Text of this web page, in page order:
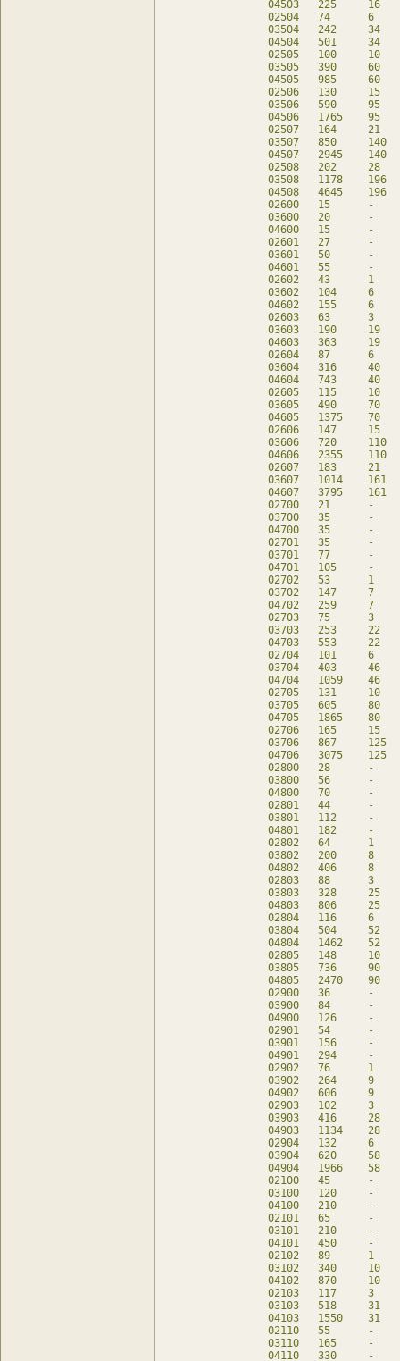
04503	225	16	70	db
02504	74	6	50	db
03504	242	34	90	db
04504	501	34	90	db
02505	100	10	60	db
03505	390	60	110	db
04505	985	60	110	db
02506	130	15	70	db
03506	590	95	130	db
04506	1765	95	130	db
02507	164	21	80	db
03507	850	140	150	db
04507	2945	140	150	db
02508	202	28	90	db
03508	1178	196	170	db
04508	4645	196	170	db
02600	15	-	15	db
03600	20	-	20	db
04600	15	-	20	db
02601	27	-	27	db
03601	50	-	50	db
04601	55	-	50	db
02602	43	1	39	db
03602	104	6	80	db
04602	155	6	80	db
02603	63	3	51	db
03603	190	19	110	db
04603	363	19	110	db
02604	87	6	63	db
03604	316	40	140	db
04604	743	40	140	db
02605	115	10	75	db
03605	490	70	170	db
04605	1375	70	170	db
02606	147	15	87	db
03606	720	110	200	db
04606	2355	110	200	db
02607	183	21	99	db
03607	1014	161	230	db
04607	3795	161	230	db
02700	21	-	21	db
03700	35	-	35	db
04700	35	-	35	db
02701	35	-	35	db
03701	77	-	77	db
04701	105	-	77	db
02702	53	1	49	db
03702	147	7	119	db
04702	259	7	119	db
02703	75	3	63	db
03703	253	22	161	db
04703	553	22	161	db
02704	101	6	77	db
03704	403	46	203	db
04704	1059	46	203	db
02705	131	10	81	db
03705	605	80	245	db
04705	1865	80	245	db
02706	165	15	105	db
03706	867	125	287	db
04706	3075	125	287	db
02800	28	-	28	db
03800	56	-	56	db
04800	70	-	56	db
02801	44	-	44	db
03801	112	-	112	db
04801	182	-	112	db
02802	64	1	60	db
03802	200	8	168	db
04802	406	8	168	db
02803	88	3	76	db
03803	328	25	224	db
04803	806	25	224	db
02804	116	6	92	db
03804	504	52	280	db
04804	1462	52	280	db
02805	148	10	108	db
03805	736	90	336	db
04805	2470	90	336	db
02900	36	-	36	db
03900	84	-	84	db
04900	126	-	84	db
02901	54	-	54	db
03901	156	-	156	db
04901	294	-	156	db
02902	76	1	72	db
03902	264	9	228	db
04902	606	9	228	db
02903	102	3	90	db
03903	416	28	300	db
04903	1134	28	300	db
02904	132	6	108	db
03904	620	58	372	db
04904	1966	58	372	db
02100	45	-	45	db
03100	120	-	120	db
04100	210	-	120	db
02101	65	-	65	db
03101	210	-	210	db
04101	450	-	210	db
02102	89	1	85	db
03102	340	10	300	db
04102	870	10	300	db
02103	117	3	105	db
03103	518	31	390	db
04103	1550	31	390	db
02110	55	-	55	db
03110	165	-	165	db
04110	330	-	165	db